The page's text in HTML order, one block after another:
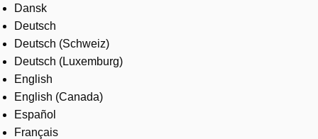
Services
About us
Where to buy
Contact us
Careers
Dansk
Deutsch
Deutsch (Schweiz)
Deutsch (Luxemburg)
English
English (Canada)
Español
Français